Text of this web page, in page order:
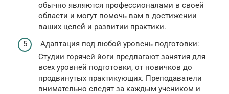
обычно являются профессионалами в своей
области и могут помочь вам в достижении
ваших целей и развитии практики.
Адаптация под любой уровень подготовки:
Студии горячей йоги предлагают занятия для
всех уровней подготовки, от новичков до
продвинутых практикующих. Преподаватели
внимательно следят за каждым учеником и